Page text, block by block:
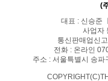
(
대표 : 신승준
사업자
통신판매업신
전화 : 온라인
주소 : 서울특별시 송